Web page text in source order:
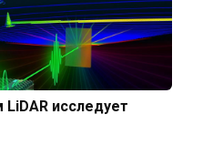
исследует